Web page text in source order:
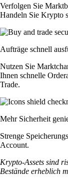
Verfolgen Sie
Handeln Sie Krypto
Aufträge schnell
Nutzen Sie
Ihnen schnelle
Trade.
Mehr Sicherheit
Strenge
Account.
Krypto-Assets sind
Bestände erheblich